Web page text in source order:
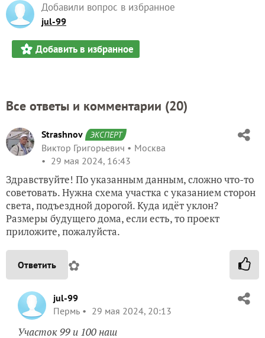
Добавили вопрос в избранное
jul-99
Добавить в избранное
Все ответы и комментарии (20)
Strashnov ЭКСПЕРТ
Виктор Григорьевич
Москва
29 мая 2024, 16:43
Здравствуйте! По указанным данным, сложно что-то
советовать. Нужна схема участка с указанием сторон
света, подъездной дорогой. Куда идёт уклон?
Размеры будущего дома, если есть, то проект
приложите, пожалуйста.
Ответить ✿
jul-99
Пермь
29 мая 2024, 20:13
Участок 99 и 100 наш